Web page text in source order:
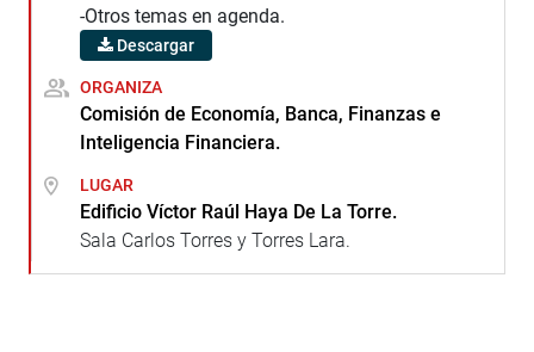
-Otros temas en agenda.
Descargar
ORGANIZA
Comisión de Economía, Banca, Finanzas e
Inteligencia Financiera.
LUGAR
Edificio Víctor Raúl Haya De La Torre.
Sala Carlos Torres y Torres Lara.